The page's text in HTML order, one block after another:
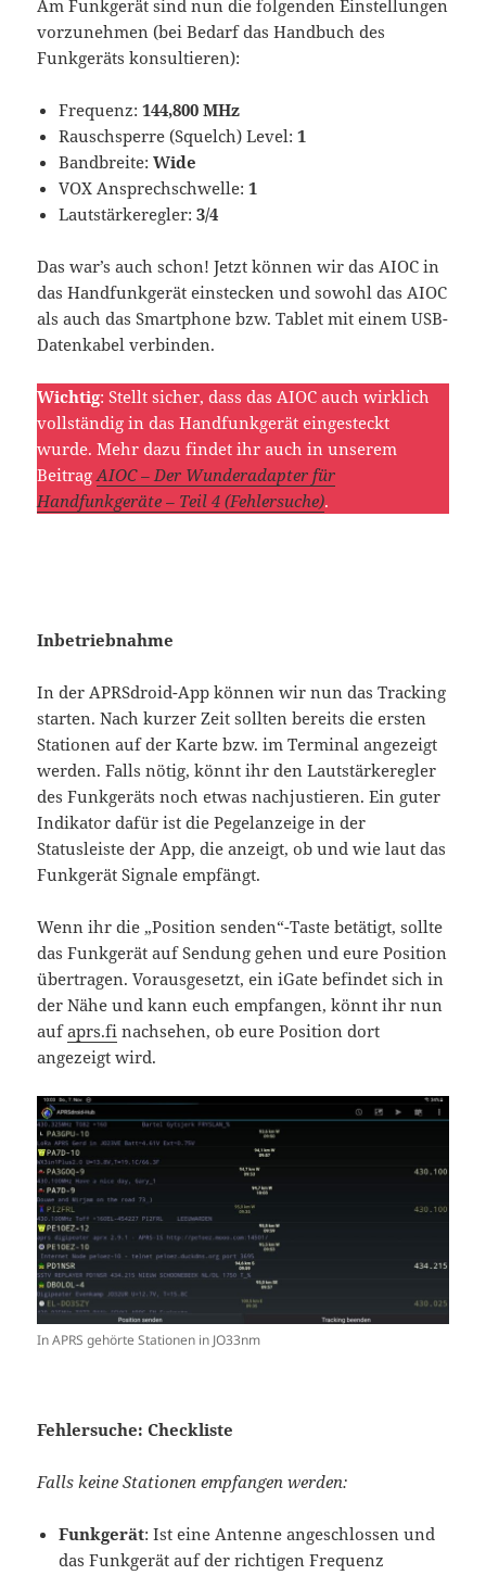
Am Funkgerät sind nun die folgenden Einstellungen
vorzunehmen (bei Bedarf das Handbuch des
Funkgeräts konsultieren):
Frequenz:144,800 MHz
Rauschsperre (Squelch) Level:1
Bandbreite:Wide
VOX Ansprechschwelle:1
Lautstärkeregler:3/4
Das war’s auch schon! Jetzt können wir das AIOC in
das Handfunkgerät einstecken und sowohl das AIOC
als auch das Smartphone bzw. Tablet mit einem USB-
Datenkabel verbinden.
Wichtig: Stellt sicher, dass das AIOC auch wirklich
vollständig in das Handfunkgerät eingesteckt
wurde. Mehr dazu findet ihr auch in unserem
BeitragAIOC – Der Wunderadapter für
Handfunkgeräte – Teil 4 (Fehlersuche).
Inbetriebnahme
In der APRSdroid-App können wir nun das Tracking
starten. Nach kurzer Zeit sollten bereits die ersten
Stationen auf der Karte bzw. im Terminal angezeigt
werden. Falls nötig, könnt ihr den Lautstärkeregler
des Funkgeräts noch etwas nachjustieren. Ein guter
Indikator dafür ist die Pegelanzeige in der
Statusleiste der App, die anzeigt, ob und wie laut das
Funkgerät Signale empfängt.
Wenn ihr die „Position senden“-Taste betätigt, sollte
das Funkgerät auf Sendung gehen und eure Position
übertragen. Vorausgesetzt, ein iGate befindet sich in
der Nähe und kann euch empfangen, könnt ihr nun
aufaprs.fi nachsehen, ob eure Position dort
angezeigt wird.
In APRS gehörte Stationen in JO33nm
Fehlersuche: Checkliste
Falls keine Stationen empfangen werden:
Funkgerät: Ist eine Antenne angeschlossen und
das Funkgerät auf der richtigen Frequenz